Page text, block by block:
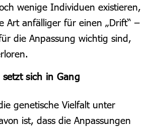
wenige Individuen existieren,
Art anfälliger für einen „Drift“ –
die Anpassung wichtig sind,
sich in Gang
genetische Vielfalt unter
ist, dass die Anpassungen